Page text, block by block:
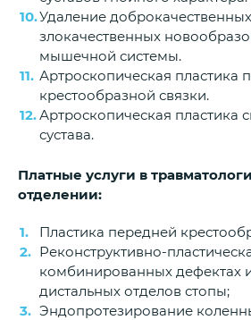
Удаление
злокачественных
мышечной системы.
Артроскопическая пластика
крестообразной связки.
Артроскопическая пластика
сустава.
Платные услуги в
отделении:
Пластика передней
Реконструктивно-
комбинированных дефектах
дистальных отделов стопы;
Эндопротезирование